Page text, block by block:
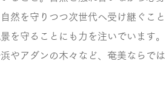
然を守りつつ次世代へ受け継ぐこ
を守ることにも力を注いでいます。
やアダンの木々など、奄美ならで